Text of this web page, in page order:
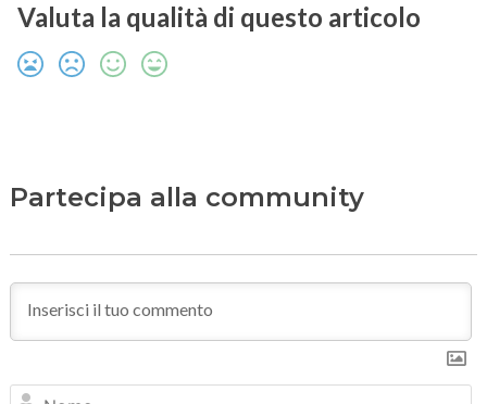
Valuta la qualità di questo articolo
Partecipa alla community